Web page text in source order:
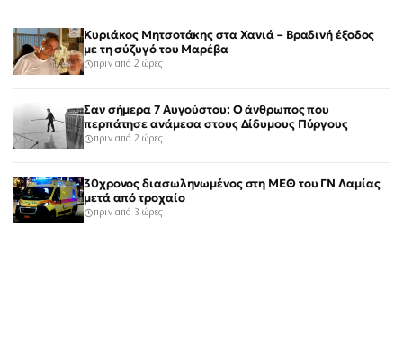
Κυριάκος Μητσοτάκης στα Χανιά – Βραδινή έξοδος
με τη σύζυγό του Μαρέβα
πριν από 2 ώρες
Σαν σήμερα 7 Αυγούστου: Ο άνθρωπος που
περπάτησε ανάμεσα στους Δίδυμους Πύργους
πριν από 2 ώρες
30χρονος διασωληνωμένος στη ΜΕΘ του ΓΝ Λαμίας
μετά από τροχαίο
πριν από 3 ώρες